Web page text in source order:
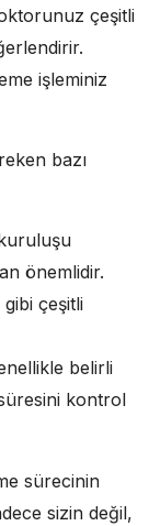
çeşitli
işleminiz
bazı
önemlidir.
çeşitli
belirli
kontrol
sürecinin
sizin değil,